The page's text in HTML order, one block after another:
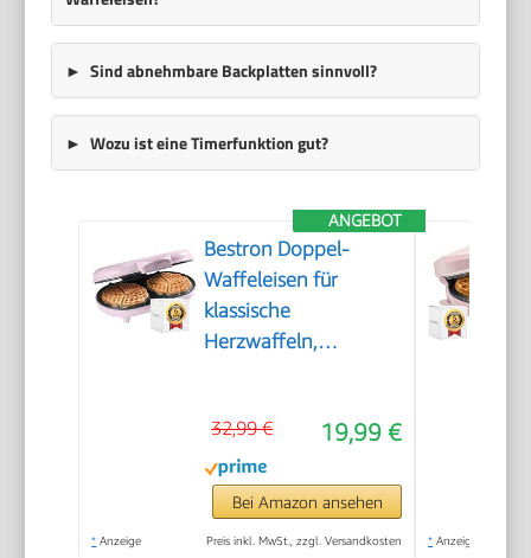
Sind abnehmbare Backplatten sinnvoll?
Wozu ist eine Timerfunktion gut?
ANGEBOT
Bestron Doppel-
Waffeleisen für
klassische
Herzwaffeln,
Antihaftbeschichtung,
ideal für
Kindergeburtstage,
Ostern &
19,99 €
32,99 €
Bei Amazon ansehen
* Anzeige Preis inkl. MwSt., zzgl. Versandkosten * Anzeige